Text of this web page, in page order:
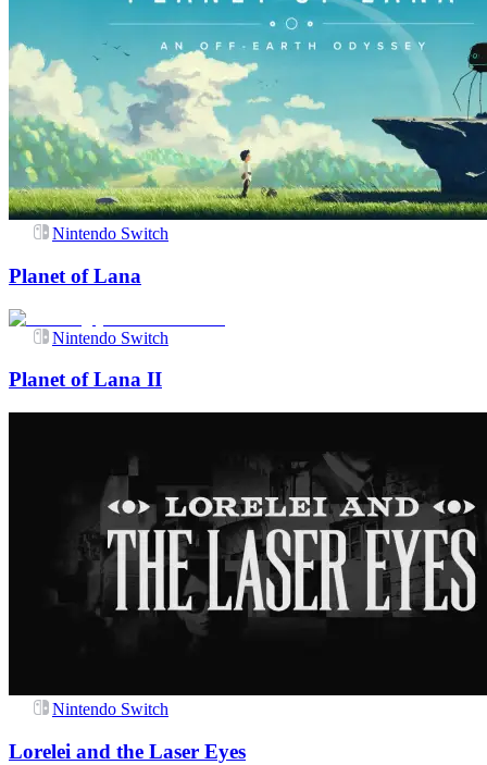
Nintendo Switch
Planet of Lana
Nintendo Switch
Planet of Lana II
Nintendo Switch
Lorelei and the Laser Eyes